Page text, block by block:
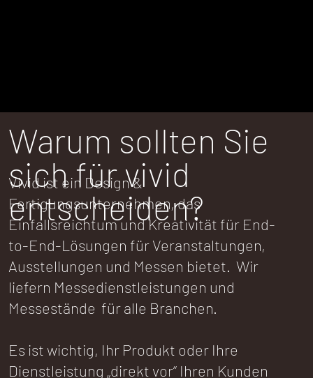
Warum sollten Sie
sich für vivid
entscheiden?
Vivid ist ein Design &
Fertigungsunternehmen, das
Einfallsreichtum und Kreativität für End-
to-End-Lösungen für Veranstaltungen,
Ausstellungen und Messen bietet. Wir
liefern Messedienstleistungen und
Messestände für alle Branchen.
Es ist wichtig, Ihr Produkt oder Ihre
Dienstleistung „direkt vor“ Ihren Kunden